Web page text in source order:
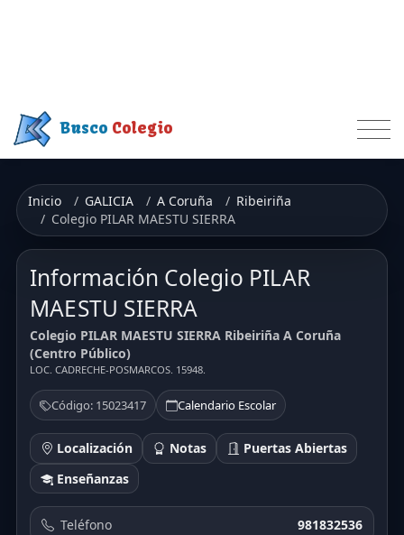
Busco Colegio
Inicio GALICIA A Coruña
Ribeiriña
Colegio PILAR MAESTU SIERRA
Información Colegio PILAR
MAESTU SIERRA
Colegio PILAR MAESTU SIERRA Ribeiriña A Coruña
(Centro Público)
LOC. CADRECHE-POSMARCOS. 15948.
Código: 15023417 Calendario Escolar
Localización Notas
Puertas Abiertas
Enseñanzas
Teléfono 981832536